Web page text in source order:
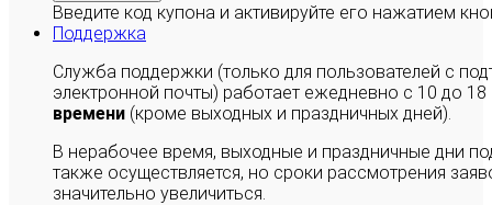
Введите код купона и активируйте его нажатием
Поддержка
Служба поддержки (только для пользователей с
электронной почты) работает ежедневно с 10 до
времени (кроме выходных и праздничных дней).
В нерабочее время, выходные и праздничные дни
также осуществляется, но сроки рассмотрения
значительно увеличиться.